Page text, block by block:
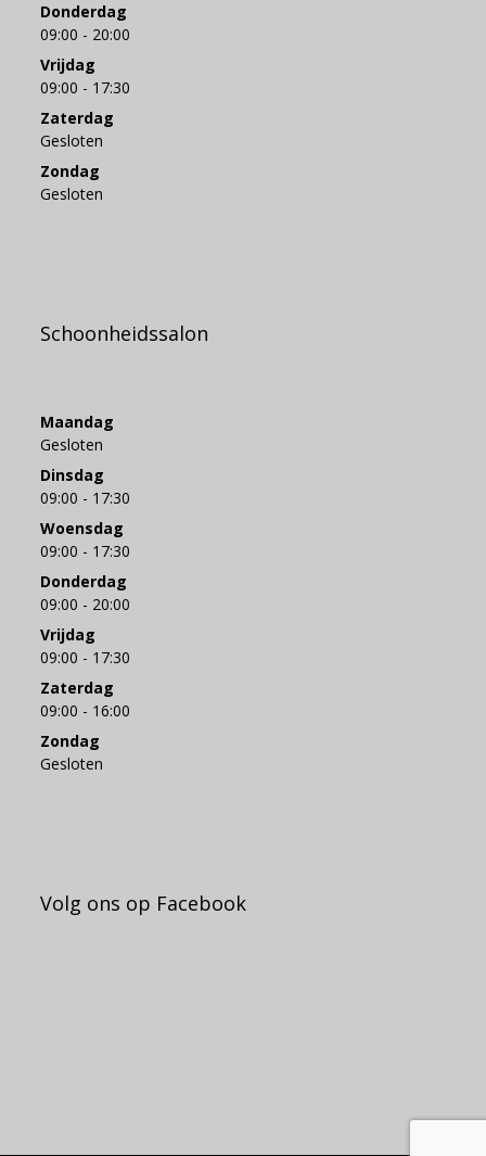
Donderdag
09:00 - 20:00
Vrijdag
09:00 - 17:30
Zaterdag
Gesloten
Zondag
Gesloten
Schoonheidssalon
Maandag
Gesloten
Dinsdag
09:00 - 17:30
Woensdag
09:00 - 17:30
Donderdag
09:00 - 20:00
Vrijdag
09:00 - 17:30
Zaterdag
09:00 - 16:00
Zondag
Gesloten
Volg ons op Facebook